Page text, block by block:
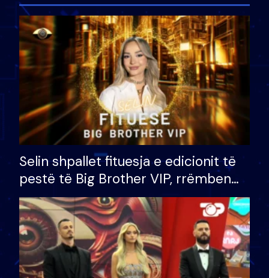
Selin shpallet fituesja e edicionit të
pestë të Big Brother VIP, rrëmben
çmimin e madh prej 100 mijë eurosh